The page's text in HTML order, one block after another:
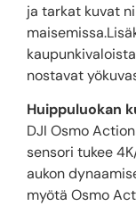
ja tarkat kuvat
nostavat
Huippuluokan
DJI Osmo
sensori tukee
aukon
myötä Osmo